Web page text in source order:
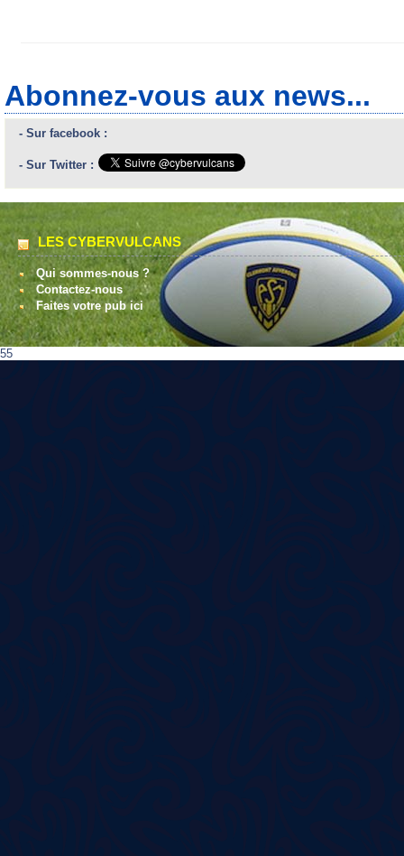
Abonnez-vous aux news...
- Sur facebook :
- Sur Twitter :
LES CYBERVULCANS
Qui sommes-nous ?
Contactez-nous
Faites votre pub ici
55